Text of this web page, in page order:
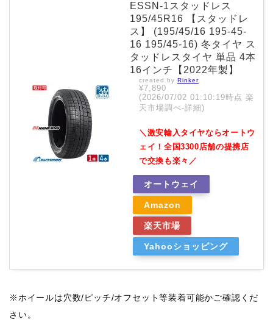
ESSN-1スタッドレス
195/45R16 【スタッドレ
ス】 (195/45/16 195-45-
16 195/45-16) 冬タイヤ ス
タッドレスタイヤ 単品 4本
16インチ【2022年製】
created by Rinker
¥7,890
(2026/07/02 01:10:19時点 楽
天市場調べ-詳細)
＼激安輸入タイヤならオートウ
ェイ！全国3300店舗の提携店
で交換も楽々／
オートウェイ
Amazon
楽天市場
Yahooショッピング
※ホイールは穴数/ピッチ/オフセット等装着可能かご確認くだ
さい。